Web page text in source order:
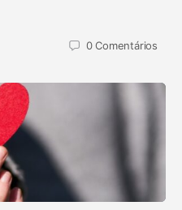
0Comentários